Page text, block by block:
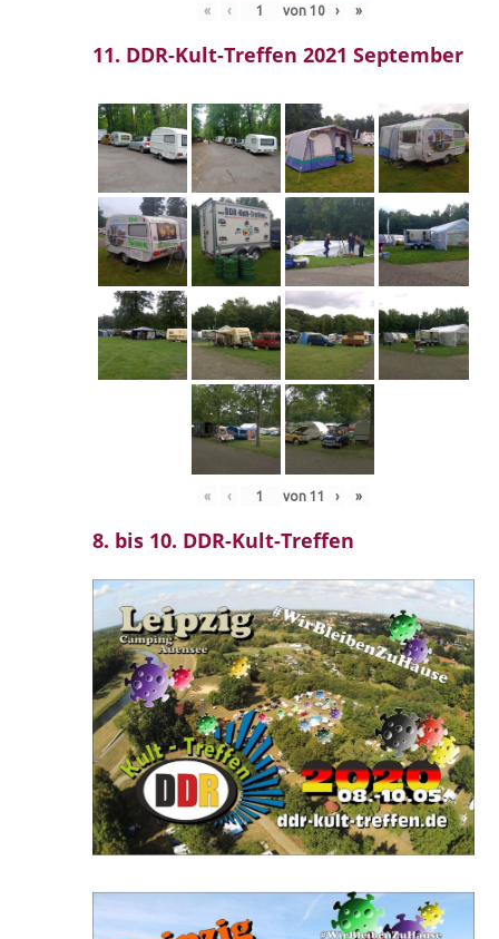
« ‹ von 10 › »
11. DDR-Kult-Treffen 2021 September
« ‹ von 11 › »
8. bis 10. DDR-Kult-Treffen